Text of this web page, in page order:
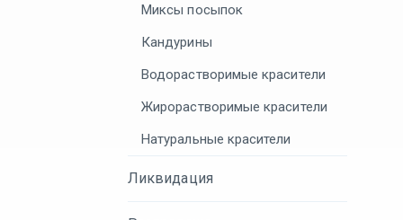
Миксы посыпок
Кандурины
Водорастворимые красители
Жирорастворимые красители
Натуральные красители
Ликвидация